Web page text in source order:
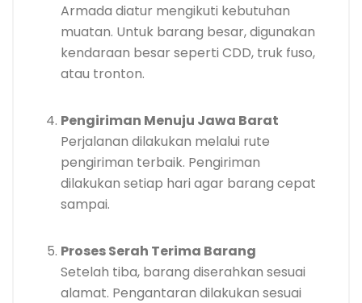
Armada diatur mengikuti kebutuhan
muatan. Untuk barang besar, digunakan
kendaraan besar seperti CDD, truk fuso,
atau tronton.
Pengiriman Menuju Jawa Barat
Perjalanan dilakukan melalui rute
pengiriman terbaik. Pengiriman
dilakukan setiap hari agar barang cepat
sampai.
Proses Serah Terima Barang
Setelah tiba, barang diserahkan sesuai
alamat. Pengantaran dilakukan sesuai